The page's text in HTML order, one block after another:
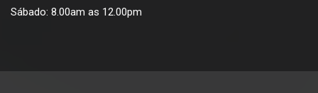
Sábado: 8.00am as 12.00pm